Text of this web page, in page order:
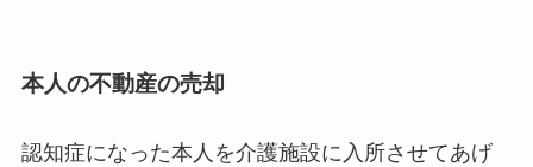
本人の不動産の売却
認知症になった本人を介護施設に入所させてあげ